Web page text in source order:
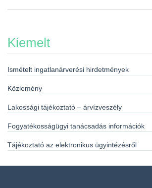
Kiemelt
Ismételt ingatlanárverési hirdetmények
Közlemény
Lakossági tájékoztató – árvízveszély
Fogyatékosságügyi tanácsadás információk
Tájékoztató az elektronikus ügyintézésről